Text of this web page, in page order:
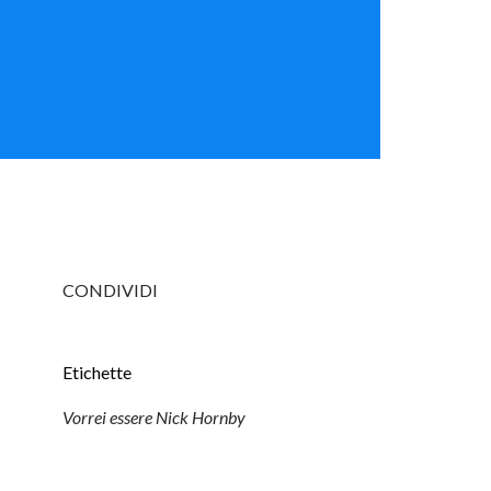
CONDIVIDI
Etichette
Vorrei essere Nick Hornby